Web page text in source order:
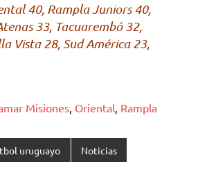
40, Rampla Juniors 40,
33, Tacuarembó 32,
Vista 28, Sud América 23,
Misiones Oriental Rampla
uruguayo Noticias